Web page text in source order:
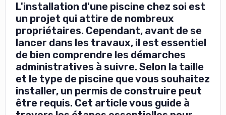
L'installation d'une piscine chez soi est
un projet qui attire de nombreux
propriétaires. Cependant, avant de se
lancer dans les travaux, il est essentiel
de bien comprendre les démarches
administratives à suivre. Selon la taille
et le type de piscine que vous souhaitez
installer, un permis de construire peut
être requis. Cet article vous guide à